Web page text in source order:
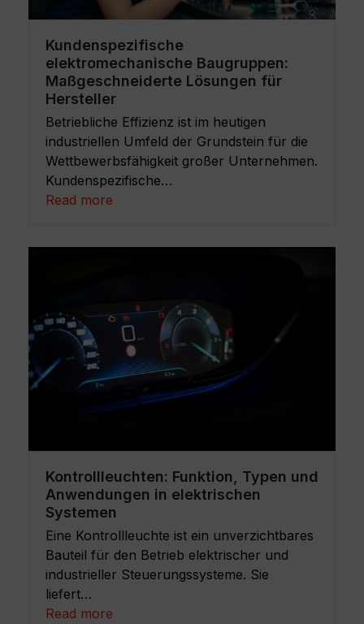
Kundenspezifische
elektromechanische Baugruppen:
Maßgeschneiderte Lösungen für
Hersteller
Betriebliche Effizienz ist im heutigen
industriellen Umfeld der Grundstein für die
Wettbewerbsfähigkeit großer Unternehmen.
Kundenspezifische…
Read more
Kontrollleuchten: Funktion, Typen und
Anwendungen in elektrischen
Systemen
Eine Kontrollleuchte ist ein unverzichtbares
Bauteil für den Betrieb elektrischer und
industrieller Steuerungssysteme. Sie
liefert…
Read more